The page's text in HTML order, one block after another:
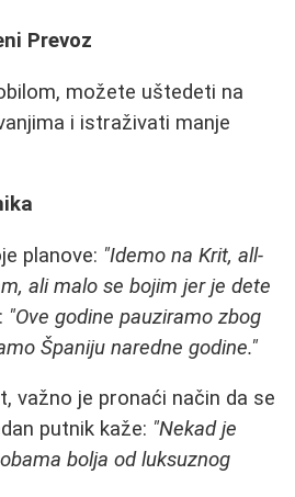
Prevoz
možete uštedeti na
i istraživati manje
planove: "Idemo na Krit, all-
ali malo se bojim jer je dete
"Ove godine pauziramo zbog
Španiju naredne godine."
važno je pronaći način da se
putnik kaže: "Nekad je
bolja od luksuznog